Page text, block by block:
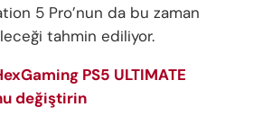
5 Pro’nun da bu zaman
tahmin ediliyor.
PS5 ULTIMATE
değiştirin